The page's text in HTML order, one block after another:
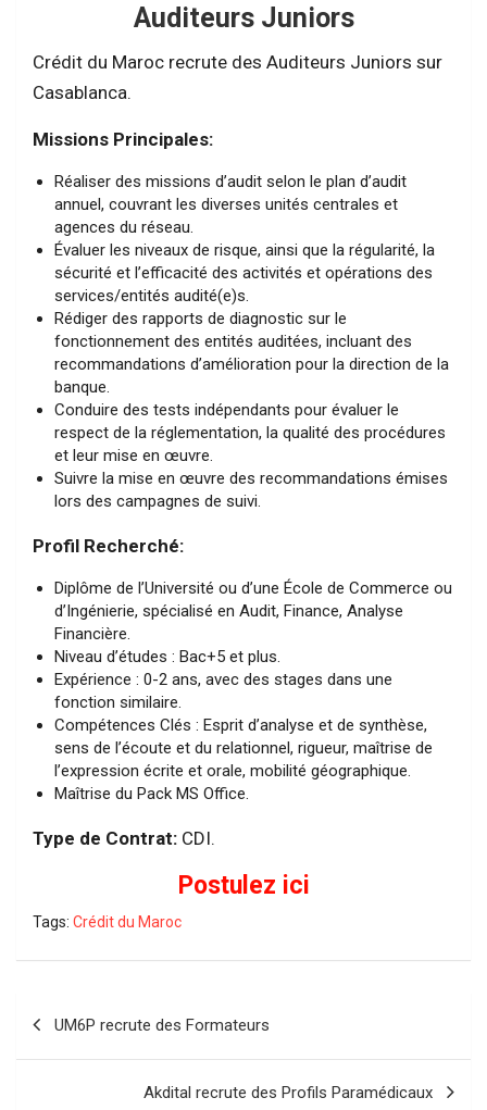
Auditeurs Juniors
Crédit du Maroc recrute des Auditeurs Juniors sur
Casablanca.
Missions Principales:
Réaliser des missions d’audit selon le plan d’audit
annuel, couvrant les diverses unités centrales et
agences du réseau.
Évaluer les niveaux de risque, ainsi que la régularité, la
sécurité et l’efficacité des activités et opérations des
services/entités audité(e)s.
Rédiger des rapports de diagnostic sur le
fonctionnement des entités auditées, incluant des
recommandations d’amélioration pour la direction de la
banque.
Conduire des tests indépendants pour évaluer le
respect de la réglementation, la qualité des procédures
et leur mise en œuvre.
Suivre la mise en œuvre des recommandations émises
lors des campagnes de suivi.
Profil Recherché:
Diplôme de l’Université ou d’une École de Commerce ou
d’Ingénierie, spécialisé en Audit, Finance, Analyse
Financière.
Niveau d’études : Bac+5 et plus.
Expérience : 0-2 ans, avec des stages dans une
fonction similaire.
Compétences Clés : Esprit d’analyse et de synthèse,
sens de l’écoute et du relationnel, rigueur, maîtrise de
l’expression écrite et orale, mobilité géographique.
Maîtrise du Pack MS Office.
Type de Contrat: CDI.
Postulez ici
Tags: Crédit du Maroc
UM6P recrute des Formateurs
Akdital recrute des Profils Paramédicaux